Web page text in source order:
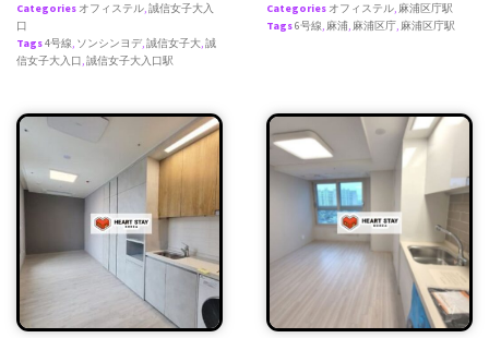
Categories オフィステル,誠信女子大入
口
Tags4号線, ソンシンヨデ,誠信女子大,誠
信女子大入口,誠信女子大入口駅
Categories オフィステル, 麻浦区庁駅
Tags6号線, 麻浦, 麻浦区庁, 麻浦区庁駅